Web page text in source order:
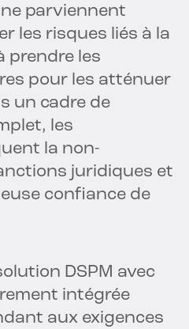
parviennent
les risques liés à la
prendre les
pour les atténuer
un cadre de
les
la non-
juridiques et
confiance de
DSPM avec
intégrée
aux exigences